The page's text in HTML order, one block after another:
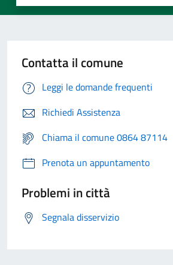
Contatta il comune
Leggi le domande frequenti
Richiedi Assistenza
Chiama il comune 0864 87114
Prenota un appuntamento
Problemi in città
Segnala disservizio